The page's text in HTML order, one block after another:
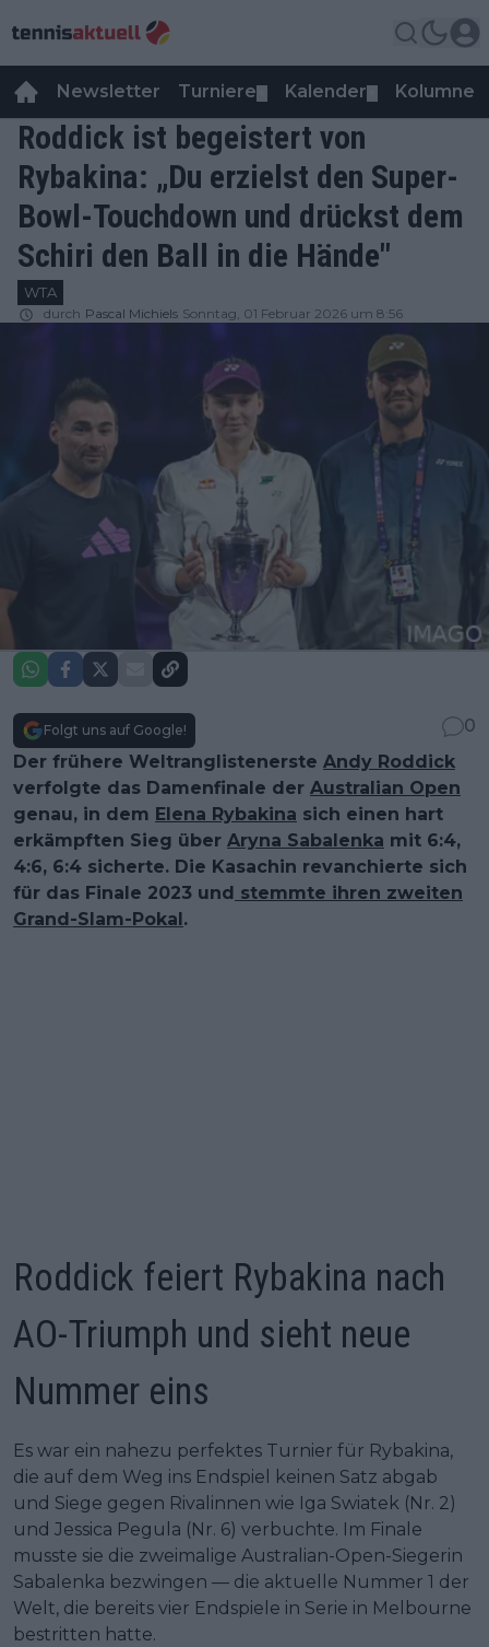
Newsletter Turniere Kalender Kolumnen
Roddick ist begeistert von
Rybakina: „Du erzielst den Super-
Bowl-Touchdown und drückst dem
Schiri den Ball in die Hände"
WTA
durch Pascal Michiels Sonntag, 01 Februar 2026 um 8:56
Folgt uns auf Google!
0
Der frühere Weltranglistenerste Andy Roddick
verfolgte das Damenfinale der Australian Open
genau, in dem Elena Rybakina sich einen hart
erkämpften Sieg über Aryna Sabalenka mit 6:4,
4:6, 6:4 sicherte. Die Kasachin revanchierte sich
für das Finale 2023 und stemmte ihren zweiten
Grand-Slam-Pokal.
Roddick feiert Rybakina nach
AO-Triumph und sieht neue
Nummer eins
Es war ein nahezu perfektes Turnier für Rybakina,
die auf dem Weg ins Endspiel keinen Satz abgab
und Siege gegen Rivalinnen wie Iga Swiatek (Nr. 2)
und Jessica Pegula (Nr. 6) verbuchte. Im Finale
musste sie die zweimalige Australian-Open-Siegerin
Sabalenka bezwingen — die aktuelle Nummer 1 der
Welt, die bereits vier Endspiele in Serie in Melbourne
bestritten hatte.